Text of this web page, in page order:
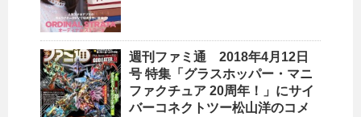
週刊ファミ通 2018年4月12日
号 特集「グラスホッパー・マニ
ファクチュア 20周年！」にサイ
バーコネクトツー松山洋のコメ